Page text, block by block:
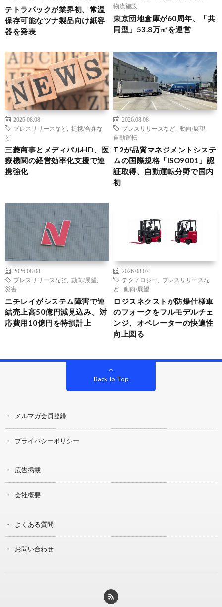
テトラパックが業界初、常温
保存可能なツナ製品向け紙容
器を発表
物流施設
東京団地倉庫が60周年、「共
同型」53.8万㎡を運営
2026.08.08
プレスリリースなど
提携/合弁な
ど
三菱商事とメディパルHD、医
療機関の経営効率化支援で連
携強化
2026.08.08
プレスリリースなど
動向/展望
自動運転
T2が品質マネジメントシステ
ムの国際規格「ISO9001」認
証取得、自動運転分野で国内
初
2026.08.08
プレスリリースなど
動向/展望
災害
ニチレイがシステム障害で連
結売上高50億円減見込み、対
応費用10億円を特損計上
2026.08.07
テクノロジー
プレスリリースな
ど
動向/展望
ロジスネクストが防爆仕様車
のフォークをフルモデルチェ
ンジ、オペレーターの快適性
向上図る
Back to Top
メルマガ会員登録
プライバシーポリシー
広告掲載
会社概要
よくある質問
お問い合わせ